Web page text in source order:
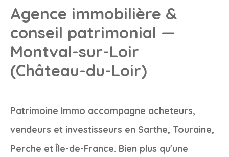
Agence immobilière &
conseil patrimonial —
Montval-sur-Loir
(Château-du-Loir)
Patrimoine Immo accompagne acheteurs,
vendeurs et investisseurs en Sarthe, Touraine,
Perche et Île-de-France. Bien plus qu'une